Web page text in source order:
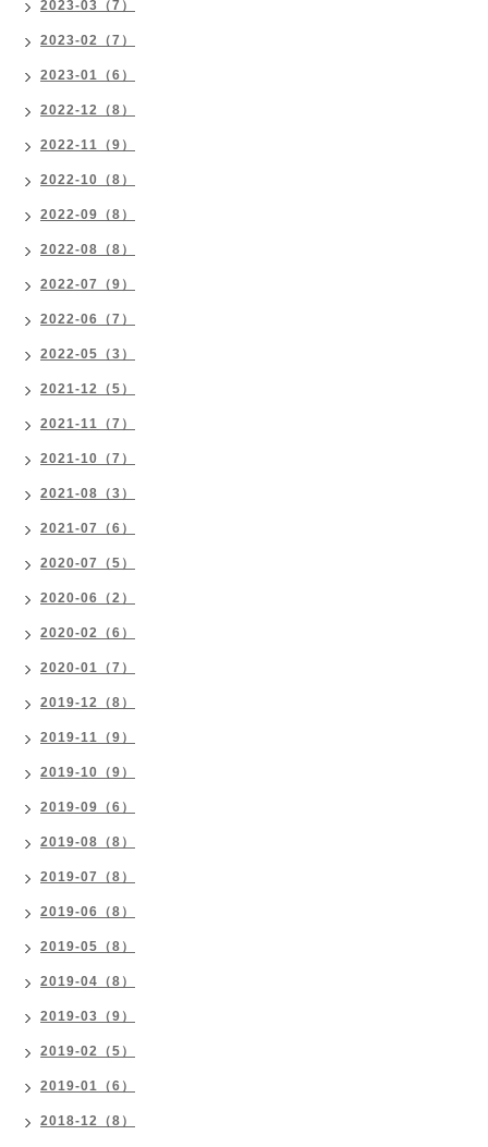
2023-03（7）
2023-02（7）
2023-01（6）
2022-12（8）
2022-11（9）
2022-10（8）
2022-09（8）
2022-08（8）
2022-07（9）
2022-06（7）
2022-05（3）
2021-12（5）
2021-11（7）
2021-10（7）
2021-08（3）
2021-07（6）
2020-07（5）
2020-06（2）
2020-02（6）
2020-01（7）
2019-12（8）
2019-11（9）
2019-10（9）
2019-09（6）
2019-08（8）
2019-07（8）
2019-06（8）
2019-05（8）
2019-04（8）
2019-03（9）
2019-02（5）
2019-01（6）
2018-12（8）